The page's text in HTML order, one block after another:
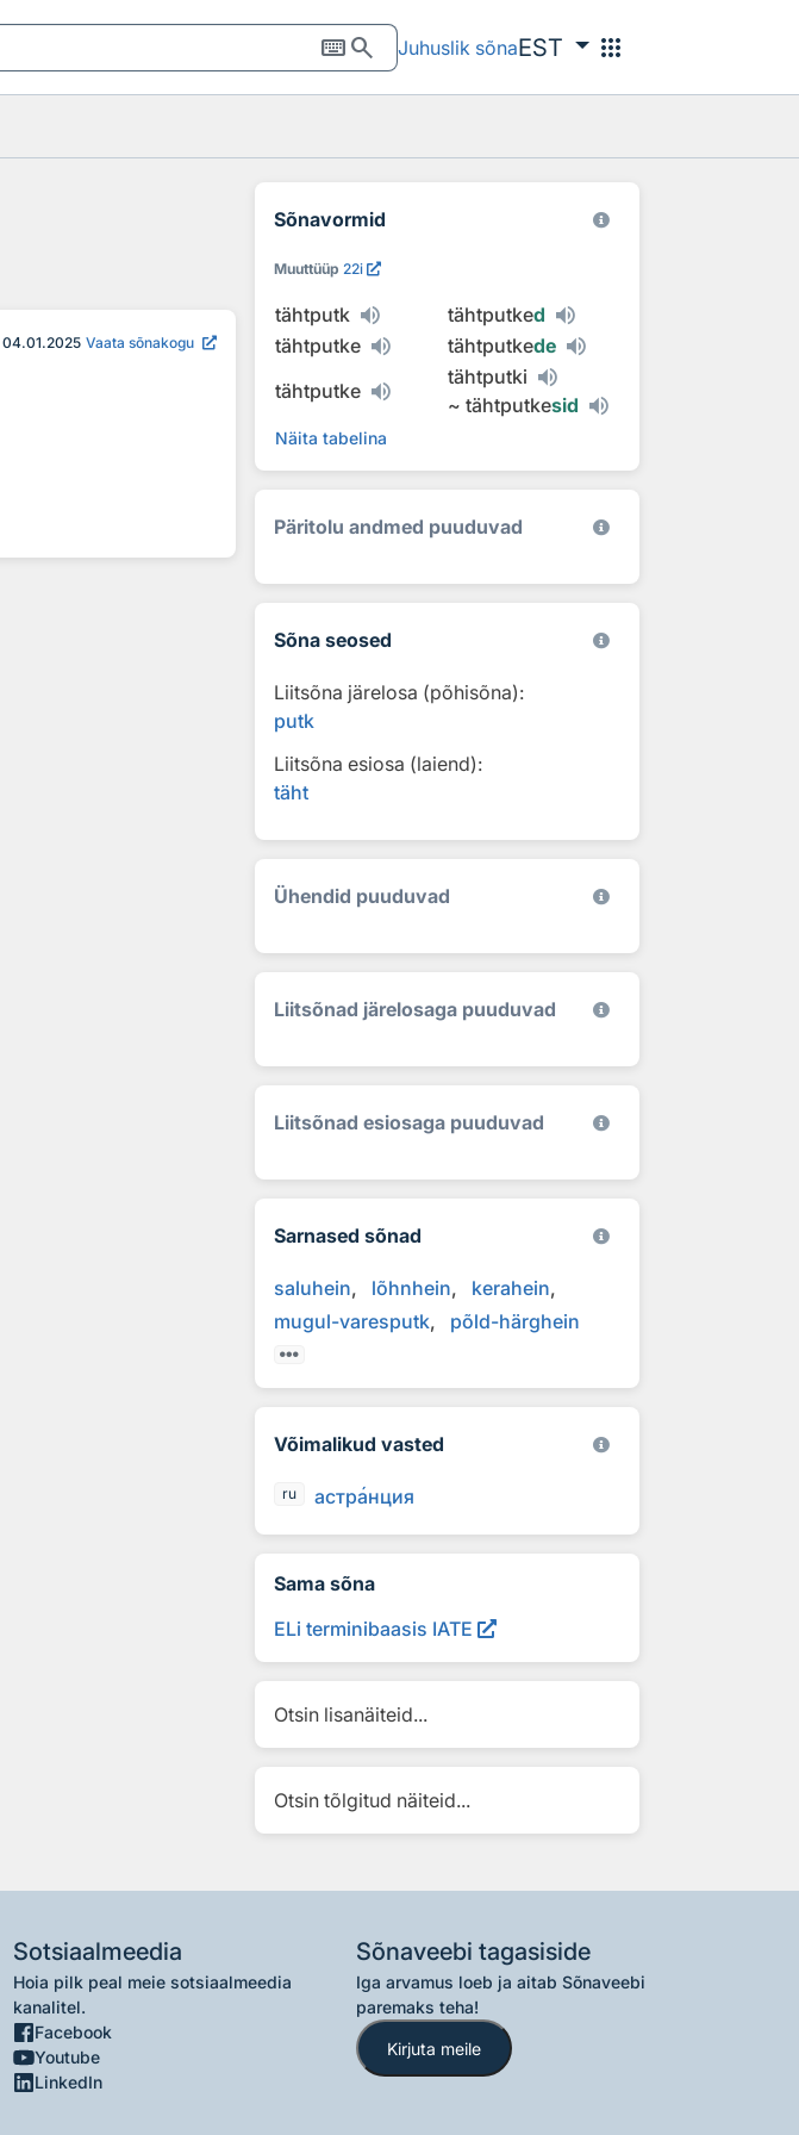
keyboardsearch Juhuslik sõnaEST apps
04.01.2025 Vaata sõnakogu
Sõnavormid
Muuttüüp 22i
tähtputk tähtputked
tähtputke
tähtputkede
tähtputke
tähtputki
~ tähtputkesid
Näita tabelina
Päritolu andmed puuduvad
Sõna seosed
Liitsõna järelosa (põhisõna):
putk
Liitsõna esiosa (laiend):
täht
Ühendid puuduvad
Liitsõnad järelosaga puuduvad
Liitsõnad esiosaga puuduvad
Sarnased sõnad
saluhein lõhnhein
kerahein
mugul-varesputk
põld-härghein
Võimalikud vasted
ru астранция
Sama sõna
ELi terminibaasis IATE
Otsin lisanäiteid...
Otsin tõlgitud näiteid...
Sotsiaalmeedia
Hoia pilk peal meie sotsiaalmeedia
kanalitel.
Facebook
Youtube
LinkedIn
Sõnaveebi tagasiside
Iga arvamus loeb ja aitab Sõnaveebi
paremaks teha!
Kirjuta meile